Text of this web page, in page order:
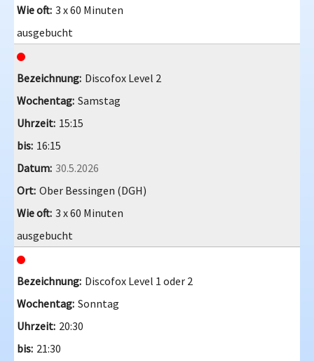
3 x 60 Minuten
ausgebucht
Discofox Level 2
Samstag
15:15
16:15
30.5.2026
Ober Bessingen (DGH)
3 x 60 Minuten
ausgebucht
Discofox Level 1 oder 2
Sonntag
20:30
21:30